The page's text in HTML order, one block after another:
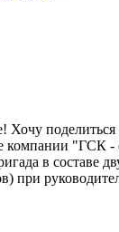
Хочу
компании "ГСК
в составе
при